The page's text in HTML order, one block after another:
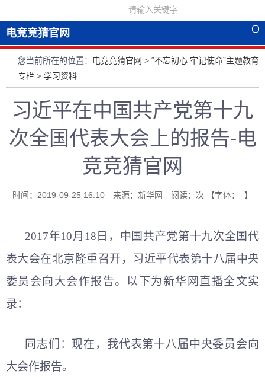
电竞竞猜官网
您当前所在的位置： 电竞竞猜官网 > “不忘初心 牢记使命”主题教育
专栏 > 学习资料
习近平在中国共产党第十九
次全国代表大会上的报告-电
竞竞猜官网
时间：2019-09-25 16:10 来源：新华网 阅读： 次 【字体： 】
2017年10月18日，中国共产党第十九次全国代
表大会在北京隆重召开，习近平代表第十八届中央
委员会向大会作报告。以下为新华网直播全文实
录：
同志们：现在，我代表第十八届中央委员会向
大会作报告。